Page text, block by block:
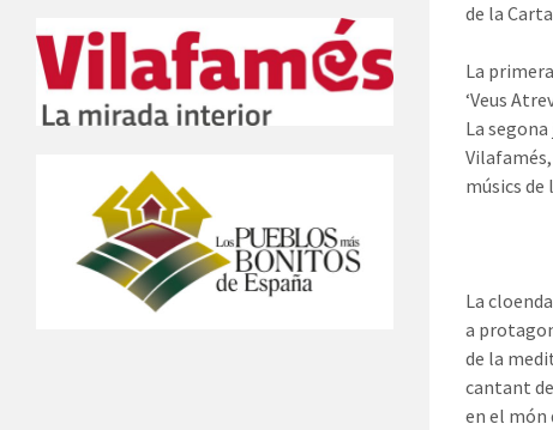
de la
La
‘Veus
La
músics
La
a
de la
cantant
en el món